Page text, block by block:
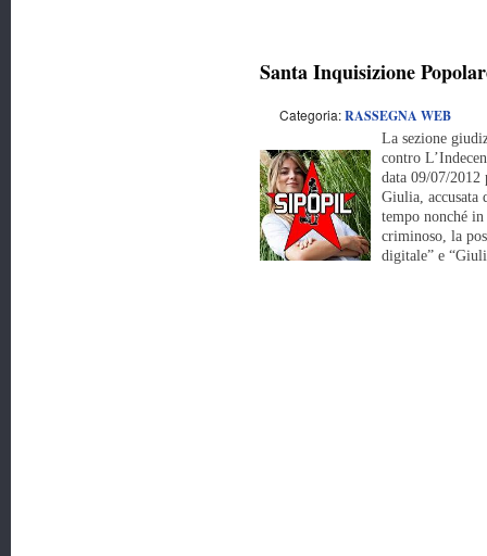
Santa Inquisizione
Categoria:RASSEGNA WEB
La sezione
contro
data 09/07/
Giulia, accusata
tempo nonché
criminoso, la
digitale” e